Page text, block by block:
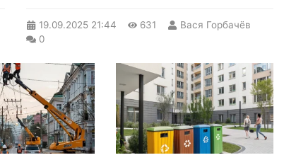
19.09.2025 21:44 631
Вася Горбачёв
0